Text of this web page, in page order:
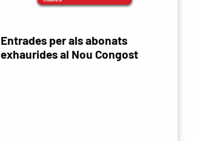
Entrades per als abonats
exhaurides al Nou Congost